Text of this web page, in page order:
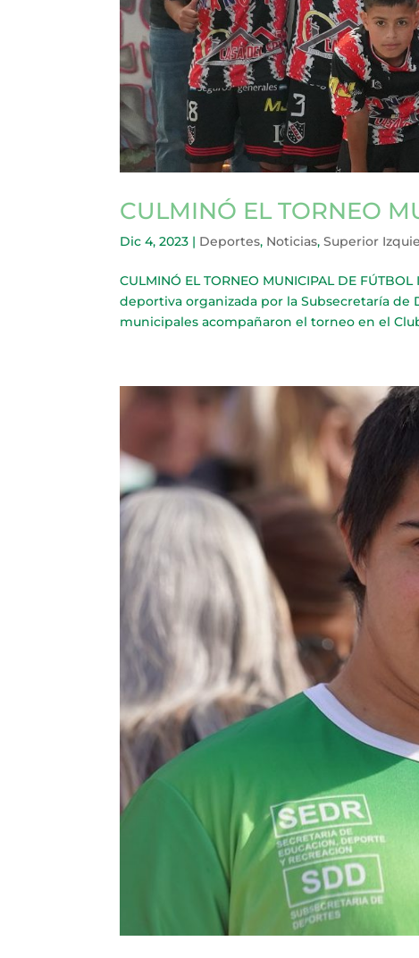
CULMINÓ EL TORNEO
Dic 4, 2023 | Deportes, Noticias,Superior
CULMINÓ EL TORNEO MUNICIPAL DE
deportiva organizada por la Subsecretaría
municipales acompañaron el torneo en el